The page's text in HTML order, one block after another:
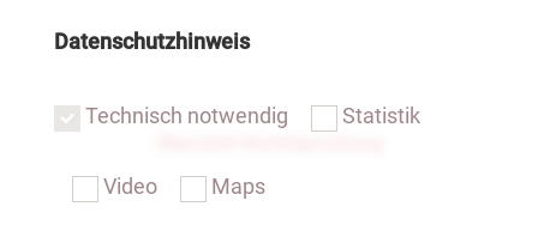
Datenschutzhinweis
Technisch notwendig Statistik
Video Maps